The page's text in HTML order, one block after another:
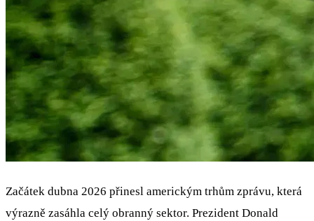
Začátek dubna 2026 přinesl americkým trhům zprávu, která
výrazně zasáhla celý obranný sektor. Prezident Donald